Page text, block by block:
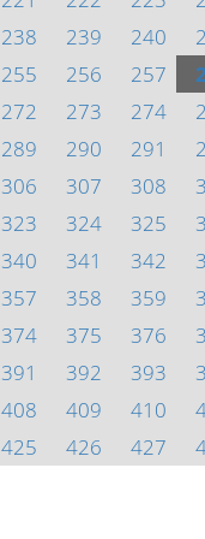
238 239 240
255 256 257
272 273 274
289 290 291
306 307 308
323 324 325
340 341 342
357 358 359
374 375 376
391 392 393
408 409 410
425 426 427